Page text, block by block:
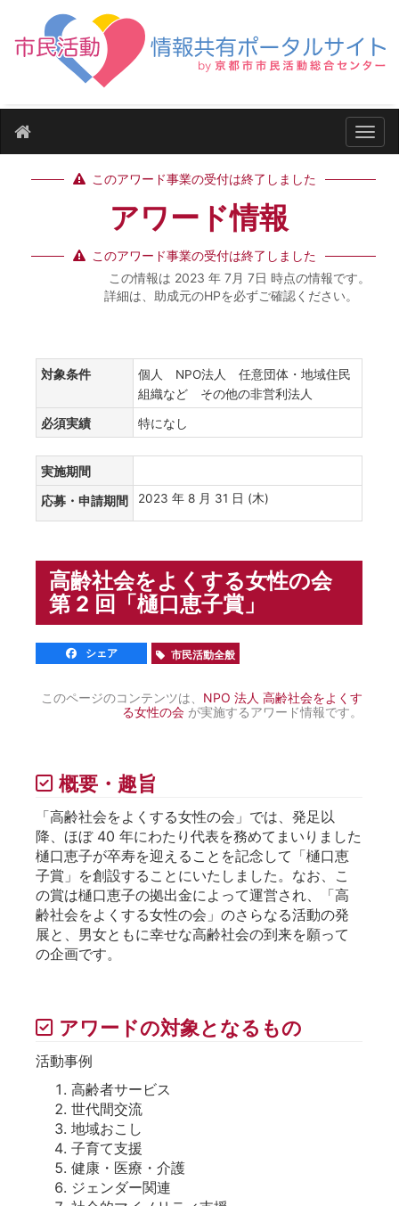
ナビ
このアワード事業の受付は終了しました
アワード情報
このアワード事業の受付は終了しました
この情報は 2023 年 7月 7日 時点の情報です。
詳細は、助成元のHPを必ずご確認ください。
対象条件
個人 NPO法人 任意団体・地域住民
組織など その他の非営利法人
必須実績 特になし
実施期間
応募・申請期間 2023 年 8 月 31 日 (木)
高齢社会をよくする女性の会
第 2 回「樋口恵子賞」
シェア 市民活動全般
このページのコンテンツは、 NPO 法人 高齢社会をよくす
る女性の会 が実施するアワード情報です。
概要・趣旨
「高齢社会をよくする女性の会」では、発足以
降、ほぼ 40 年にわたり代表を務めてまいりました
樋口恵子が卒寿を迎えることを記念して「樋口恵
子賞」を創設することにいたしました。なお、こ
の賞は樋口恵子の拠出金によって運営され、「高
齢社会をよくする女性の会」のさらなる活動の発
展と、男女ともに幸せな高齢社会の到来を願って
の企画です。
アワードの対象となるもの
活動事例
高齢者サービス
世代間交流
地域おこし
子育て支援
健康・医療・介護
ジェンダー関連